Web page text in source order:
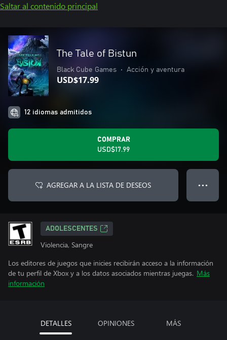
Saltar al contenido principal
The Tale of Bistun
Black Cube Games • Acción y aventura
USD$17.99
12 idiomas admitidos
COMPRAR
USD$17.99
AGREGAR A LA LISTA DE DESEOS ● ● ●
ADOLESCENTES
Violencia, Sangre
Los editores de juegos que inicies recibirán acceso a la información
de tu perfil de Xbox y a los datos asociados mientras juegas. Más
información
DETALLES OPINIONES MÁS